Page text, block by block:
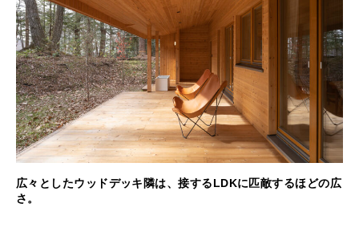
広々としたウッドデッキ隣は、接するLDKに匹敵するほどの広
さ。